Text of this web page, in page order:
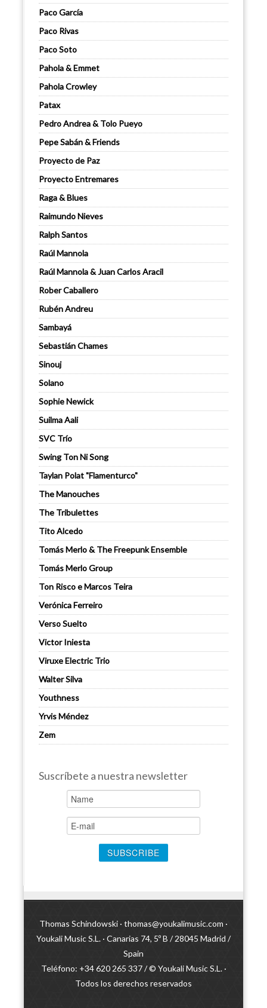
Paco García
Paco Rivas
Paco Soto
Pahola & Emmet
Pahola Crowley
Patax
Pedro Andrea & Tolo Pueyo
Pepe Sabán & Friends
Proyecto de Paz
Proyecto Entremares
Raga & Blues
Raimundo Nieves
Ralph Santos
Raúl Mannola
Raúl Mannola & Juan Carlos Aracil
Rober Caballero
Rubén Andreu
Sambayá
Sebastián Chames
Sinouj
Solano
Sophie Newick
Suilma Aali
SVC Trío
Swing Ton Ni Song
Taylan Polat "Flamenturco"
The Manouches
The Tribulettes
Tito Alcedo
Tomás Merlo & The Freepunk Ensemble
Tomás Merlo Group
Ton Risco e Marcos Teira
Verónica Ferreiro
Verso Suelto
Victor Iniesta
Viruxe Electric Trio
Walter Silva
Youthness
Yrvis Méndez
Zem
Suscríbete a nuestra newsletter
Thomas Schindowski · thomas@youkalimusic.com ·
Youkali Music S.L. · Canarias 74, 5º B / 28045 Madrid /
Spain
Teléfono: +34 620 265 337 / © Youkali Music S.L. ·
Todos los derechos reservados